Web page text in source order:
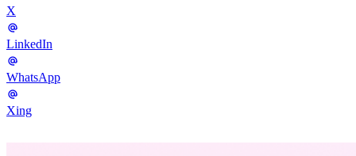
X
LinkedIn
WhatsApp
Xing